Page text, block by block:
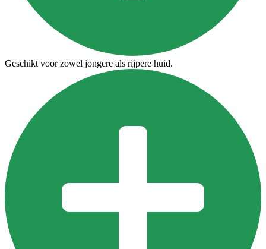
Geschikt voor zowel jongere als rijpere huid.